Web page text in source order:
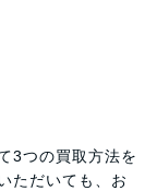
3つの買取方法を
ただいても、お